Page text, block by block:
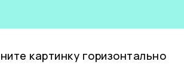
картинку горизонтально